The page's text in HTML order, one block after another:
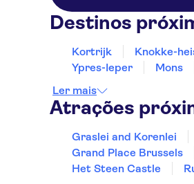
Destinos
Kortrijk Knokke-
Ypres-Ieper
Mons
Ler mais
Atrações
Graslei and Korenlei
Grand Place Brussels
Het Steen Castle